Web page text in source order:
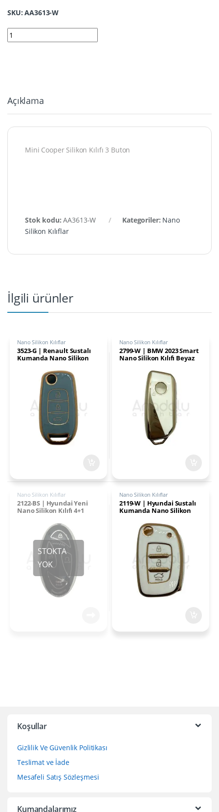
SKU: AA3613-W
3613-W | Mini Cooper Silikon Kılıfı 3 Buton quantity
Açıklama
Mini Cooper Silikon Kılıfı 3 Buton
Stok kodu:AA3613-W Kategoriler: Nano
Silikon Kılıflar
İlgili ürünler
Nano Silikon Kılıflar
3523-G | Renault Sustalı
Kumanda Nano Silikon
Nano Silikon Kılıflar
2799-W | BMW 2023 Smart
Nano Silikon Kılıfı Beyaz
Nano Silikon Kılıflar
2122-BS | Hyundai Yeni
Nano Silikon Kılıfı 4+1
Nano Silikon Kılıflar
2119-W | Hyundai Sustalı
Kumanda Nano Silikon
Koşullar
Gizlilik Ve Güvenlik Politikası
Teslimat ve İade
Mesafeli Satış Sözleşmesi
Kumandalarımız